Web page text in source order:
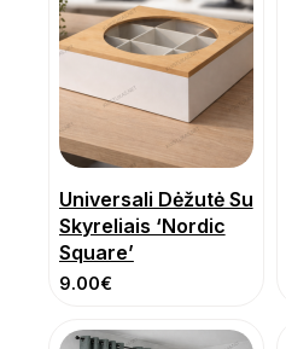
Universali Dėžutė Su
Skyreliais ‘Nordic
Square’
9.00€